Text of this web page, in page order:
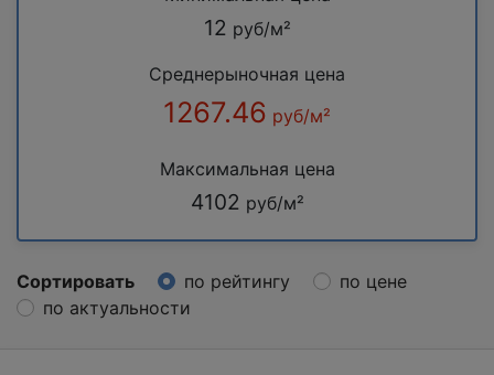
12 руб/м²
Среднерыночная цена
1267.46 руб/м²
Максимальная цена
4102 руб/м²
Сортировать по рейтингу
по цене
по актуальности